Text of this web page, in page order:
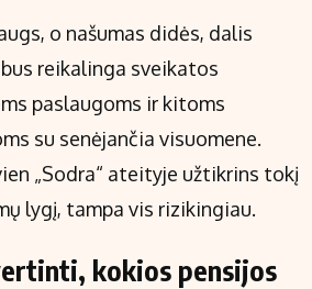
o našumas didės, dalis
reikalinga sveikatos
paslaugoms ir kitoms
su senėjančia visuomene.
„Sodra“ ateityje užtikrins tokį
lygį, tampa vis rizikingiau.
kokios pensijos